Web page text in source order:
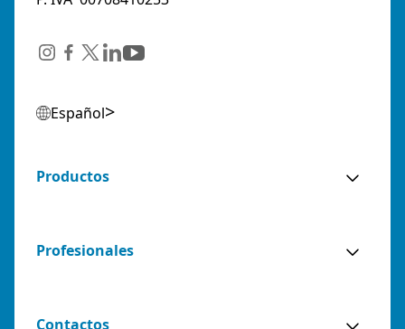
Español
Productos
Profesionales
Contactos